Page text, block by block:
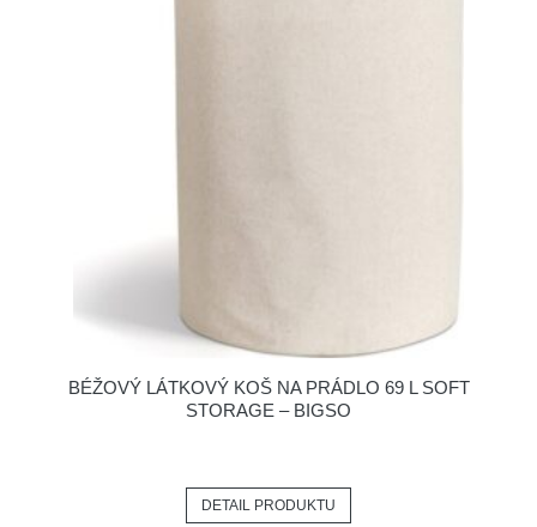
BÉŽOVÝ LÁTKOVÝ KOŠ NA PRÁDLO 69 L SOFT
STORAGE – BIGSO
DETAIL PRODUKTU